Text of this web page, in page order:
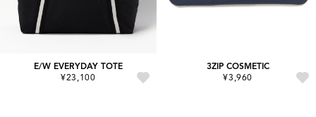
E/W EVERYDAY TOTE
¥23,100
3ZIP COSMETIC
¥3,960